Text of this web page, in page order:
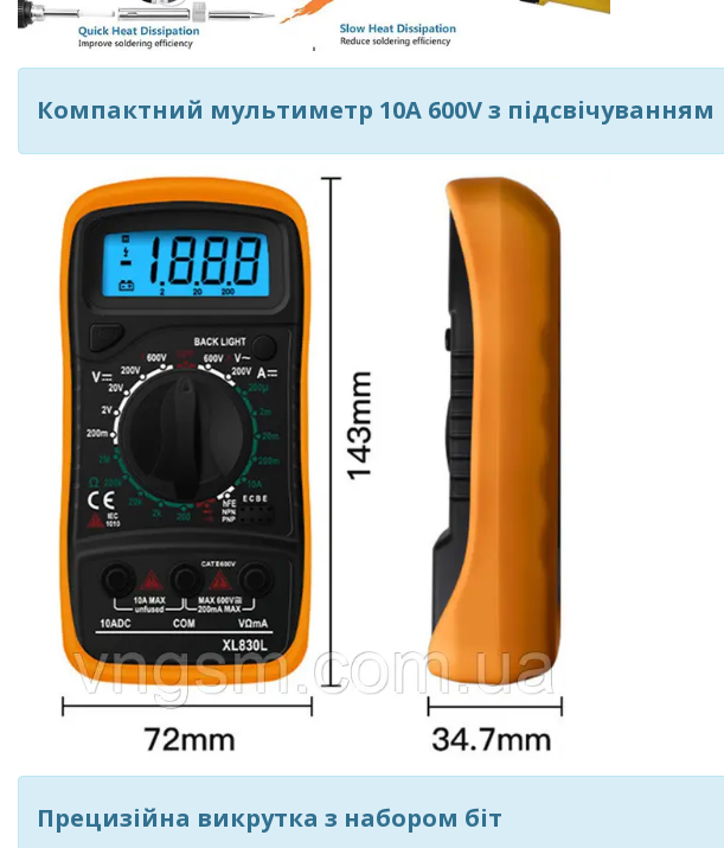
Компактний мультиметр 10A 600V з підсвічуванням
Прецизійна викрутка з набором біт